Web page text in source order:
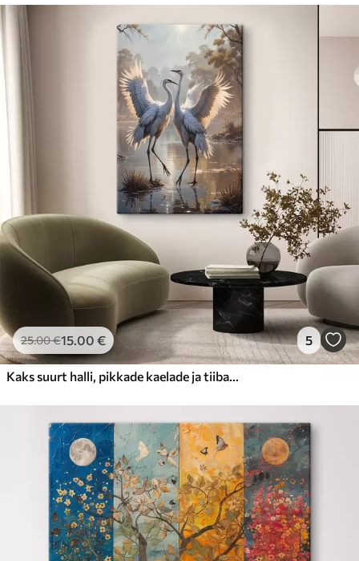
25.00€15.00 € 5
Kaks suurt halli, pikkade kaelade ja tiibadega kraanat, mis seisavad puudest ümbritsetud udujärves